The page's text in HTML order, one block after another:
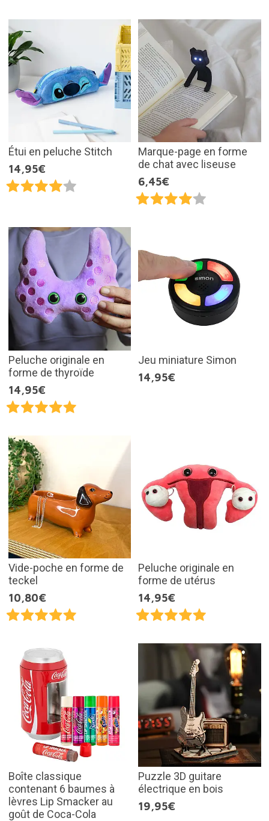
Étui en peluche Stitch
14,95€
Marque-page en forme
de chat avec liseuse
6,45€
Peluche originale en
forme de thyroïde
14,95€
Jeu miniature Simon
14,95€
Vide-poche en forme de
teckel
10,80€
Peluche originale en
forme de utérus
14,95€
Boîte classique
contenant 6 baumes à
lèvres Lip Smacker au
goût de Coca-Cola
Puzzle 3D guitare
électrique en bois
19,95€